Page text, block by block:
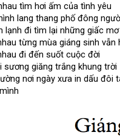
tìm hơi ấm của tình yêu
lang thang phố đông
lạnh đi tìm lại những giấc mơ
từng mùa giáng sinh vẫn
đi đến suốt cuộc đời
sương giăng trắng khung trời
nơi ngày xưa in dấu đôi